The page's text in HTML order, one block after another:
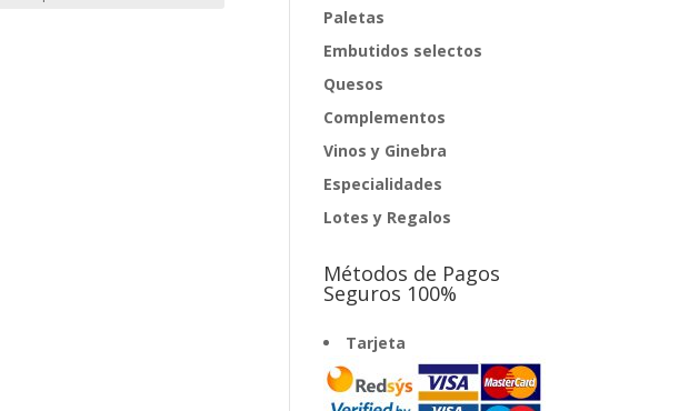
Paletas
Embutidos selectos
Quesos
Complementos
Vinos y Ginebra
Especialidades
Lotes y Regalos
Métodos de Pagos
Seguros 100%
Tarjeta